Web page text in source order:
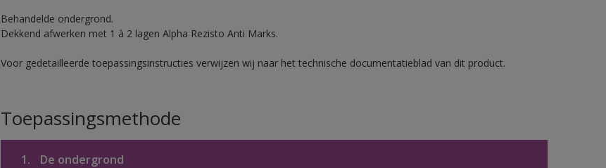
Behandelde ondergrond.
Dekkend afwerken met 1 à 2 lagen Alpha Rezisto Anti Marks.
Voor gedetailleerde toepassingsinstructies verwijzen wij naar het technische documentatieblad van dit product.
Toepassingsmethode
1. De ondergrond